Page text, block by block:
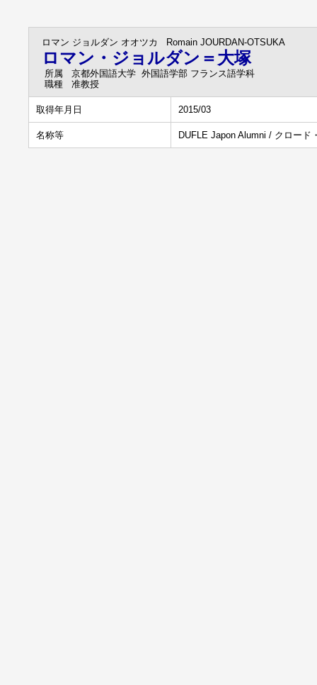
ロマン ジョルダン オオツカ Romain JOURDAN-OTSUKA
ロマン・ジョルダン＝大塚
所属
京都外国語大学 外国語学部 フランス語学科
職種
准教授
取得年月日 2015/03
名称等 DUFLE Japon Alumni / クロード